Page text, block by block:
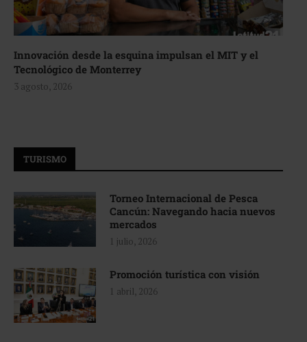
Innovación desde la esquina impulsan el MIT y el
Tecnológico de Monterrey
3 agosto, 2026
TURISMO
Torneo Internacional de Pesca
Cancún: Navegando hacia nuevos
mercados
1 julio, 2026
Promoción turística con visión
1 abril, 2026